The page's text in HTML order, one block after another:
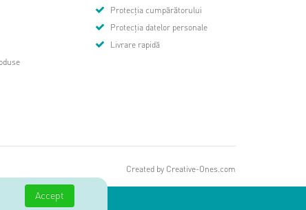
Protecția cumpărătorului
Protecția datelor personale
Livrare rapidă
Created by Creative-Ones.com
Accept